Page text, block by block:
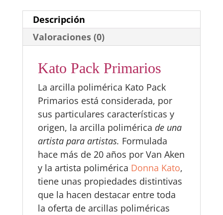
Descripción
Valoraciones (0)
Kato Pack Primarios
La arcilla polimérica Kato Pack
Primarios está considerada, por
sus particulares características y
origen, la arcilla polimérica de una
artista para artistas. Formulada
hace más de 20 años por Van Aken
y la artista polimérica Donna Kato,
tiene unas propiedades distintivas
que la hacen destacar entre toda
la oferta de arcillas poliméricas